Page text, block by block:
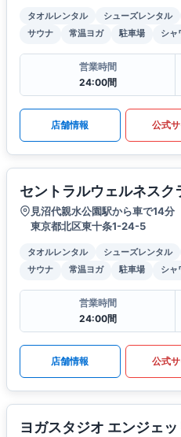
タオルレンタル シューズレンタル
サウナ
常温ヨガ 駐車場 シャ
営業時間
24:00間
店舗情報 公式
セントラルウェルネス
見沼代親水公園駅から車で14分
東京都北区東十条1-24-5
タオルレンタル シューズレンタル
サウナ
常温ヨガ 駐車場 シャ
営業時間
24:00間
店舗情報 公式
ヨガスタジオ エンジェ